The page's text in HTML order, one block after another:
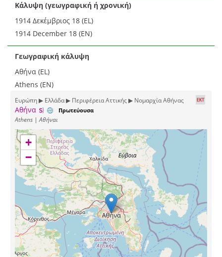
Κάλυψη (γεωγραφική ή χρονική)
1914 Δεκέμβριος 18 (EL)
1914 December 18 (EN)
Γεωγραφική κάλυψη
Αθήνα (EL)
Athens (EN)
Ευρώπη ▶ Ελλάδα ▶ Περιφέρεια Αττικής ▶ Νομαρχία Αθήνας
Αθήνα Πρωτεύουσα
Athens | Αθήναι
+
−